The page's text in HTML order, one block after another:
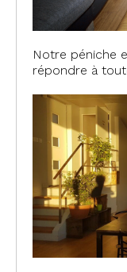
Notre péniche
répondre à